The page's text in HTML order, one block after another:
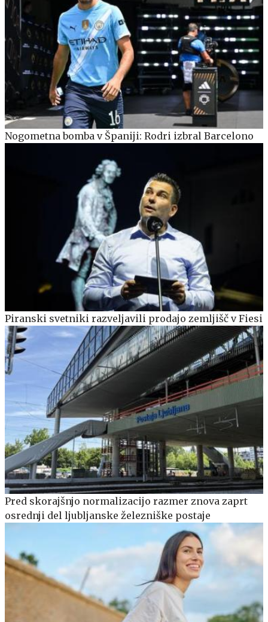
Nogometna bomba v Španiji: Rodri izbral Barcelono
Piranski svetniki razveljavili prodajo zemljišč v Fiesi
Pred skorajšnjo normalizacijo razmer znova zaprt
osrednji del ljubljanske železniške postaje